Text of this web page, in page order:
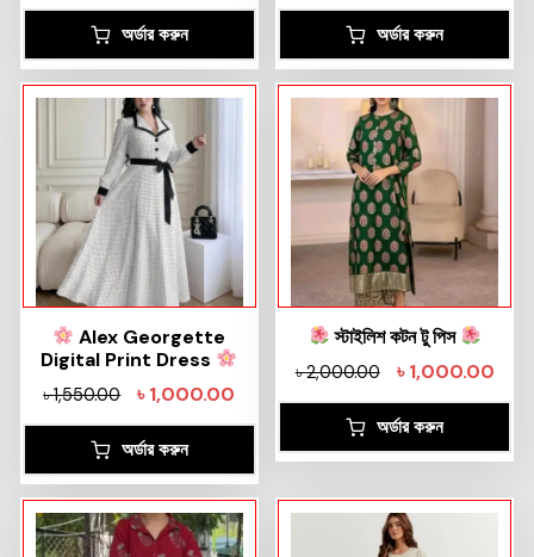
অর্ডার করুন অর্ডার করুন
Alex Georgette
Digital Print Dress
৳1,550.00 ৳1,000.00
অর্ডার করুন
স্টাইলিশ কটন টু পিস
৳2,000.00 ৳1,000.00
অর্ডার করুন